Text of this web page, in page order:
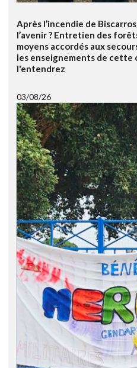
Après l’incendie de
l’avenir ? Entretien des
moyens accordés aux
les enseignements de cette
l'entendrez
03/08/26